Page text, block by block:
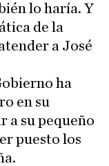
lo haría. Y
de la
a José
ha
en su
a su pequeño
puesto los